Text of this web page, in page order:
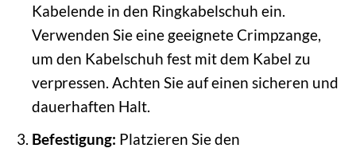
Kabelende in den Ringkabelschuh ein.
Verwenden Sie eine geeignete Crimpzange,
um den Kabelschuh fest mit dem Kabel zu
verpressen. Achten Sie auf einen sicheren und
dauerhaften Halt.
Befestigung: Platzieren Sie den